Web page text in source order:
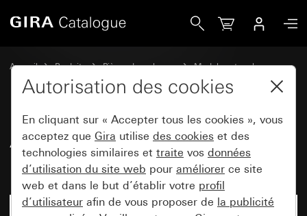
Accueil Produits Pièces de rechange
Modules et caches
Commuter et pousser
Ancien - Bascule avec symbole
Porte
Autorisation des cookies
En cliquant sur « Accepter tous les cookies », vous
acceptez que Gira utilise des cookies et des
technologies similaires et traite vos données
d’utilisation du site web pour améliorer ce site
web et dans le but d’établir votre profil
d’utilisateur afin de vous proposer de la publicité